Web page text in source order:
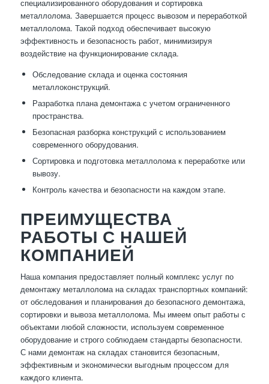
специализированного оборудования и сортировка
металлолома. Завершается процесс вывозом и переработкой
металлолома. Такой подход обеспечивает высокую
эффективность и безопасность работ, минимизируя
воздействие на функционирование склада.
Обследование склада и оценка состояния
металлоконструкций.
Разработка плана демонтажа с учетом ограниченного
пространства.
Безопасная разборка конструкций с использованием
современного оборудования.
Сортировка и подготовка металлолома к переработке или
вывозу.
Контроль качества и безопасности на каждом этапе.
ПРЕИМУЩЕСТВА
РАБОТЫ С НАШЕЙ
КОМПАНИЕЙ
Наша компания предоставляет полный комплекс услуг по
демонтажу металлолома на складах транспортных компаний:
от обследования и планирования до безопасного демонтажа,
сортировки и вывоза металлолома. Мы имеем опыт работы с
объектами любой сложности, используем современное
оборудование и строго соблюдаем стандарты безопасности.
С нами демонтаж на складах становится безопасным,
эффективным и экономически выгодным процессом для
каждого клиента.